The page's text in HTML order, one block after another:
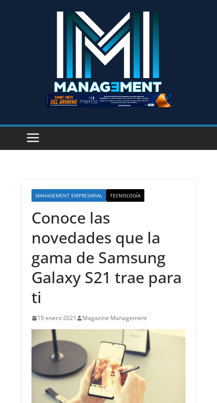
MANAGEMENT EMPRESARIAL TECNOLOGÍA
Conoce las
novedades que la
gama de Samsung
Galaxy S21 trae para
ti
15 enero 2021 Magazine Management